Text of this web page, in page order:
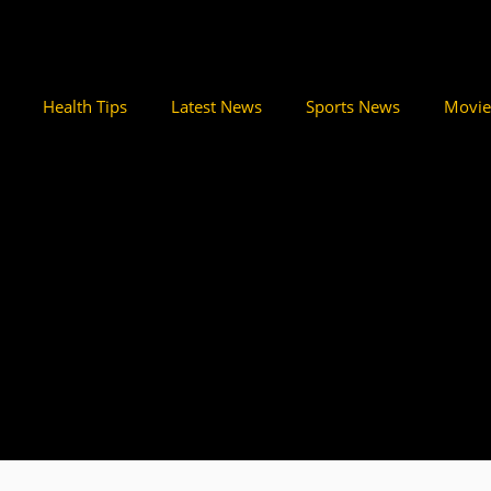
Health Tips Latest News Sports News